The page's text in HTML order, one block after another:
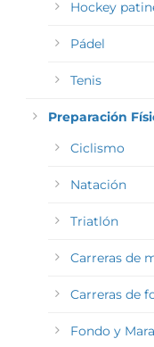
Hockey
Pádel
Tenis
Preparación
Ciclismo
Natación
Triatlón
Carreras de
Carreras de
Fondo y